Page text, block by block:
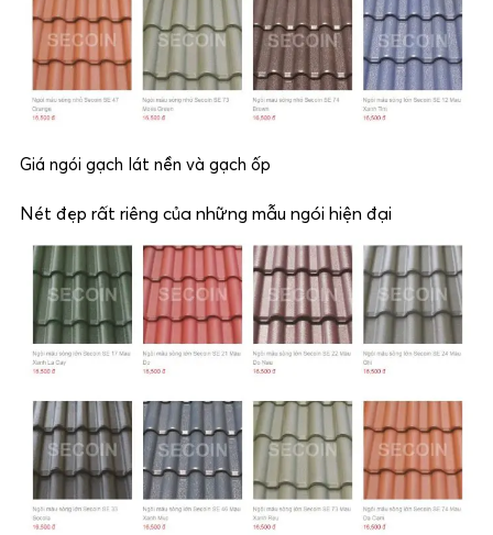
Giá ngói gạch lát nền và gạch ốp
Nét đẹp rất riêng của những mẫu ngói hiện đại